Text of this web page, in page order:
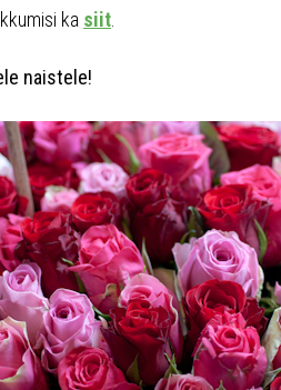
ka siit
naistele!